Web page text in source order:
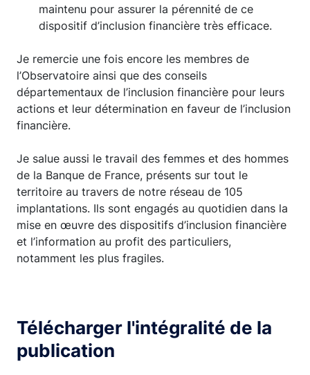
maintenu pour assurer la pérennité de ce
dispositif d’inclusion financière très efficace.
Je remercie une fois encore les membres de
l’Observatoire ainsi que des conseils
départementaux de l’inclusion financière pour leurs
actions et leur détermination en faveur de l’inclusion
financière.
Je salue aussi le travail des femmes et des hommes
de la Banque de France, présents sur tout le
territoire au travers de notre réseau de 105
implantations. Ils sont engagés au quotidien dans la
mise en œuvre des dispositifs d’inclusion financière
et l’information au profit des particuliers,
notamment les plus fragiles.
Télécharger l'intégralité de la
publication